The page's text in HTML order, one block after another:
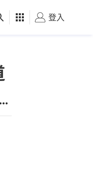
好食玩飛
登入